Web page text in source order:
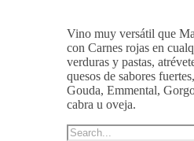
Vino muy versátil que
con Carnes rojas en
verduras y pastas,
quesos de sabores
Gouda, Emmental,
cabra u oveja.